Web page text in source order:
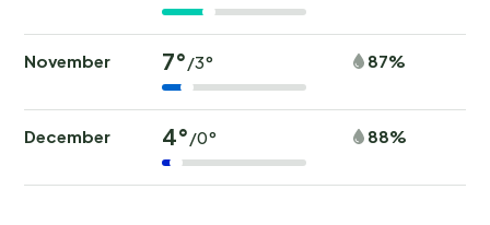
November 7° /3° 87%
December 4° /0° 88%